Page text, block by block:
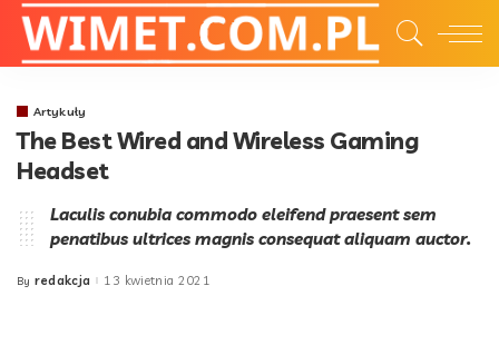
Artykuły
The Best Wired and Wireless Gaming
Headset
Laculis conubia commodo eleifend praesent sem
penatibus ultrices magnis consequat aliquam auctor.
Posted
By redakcja 13 kwietnia 2021